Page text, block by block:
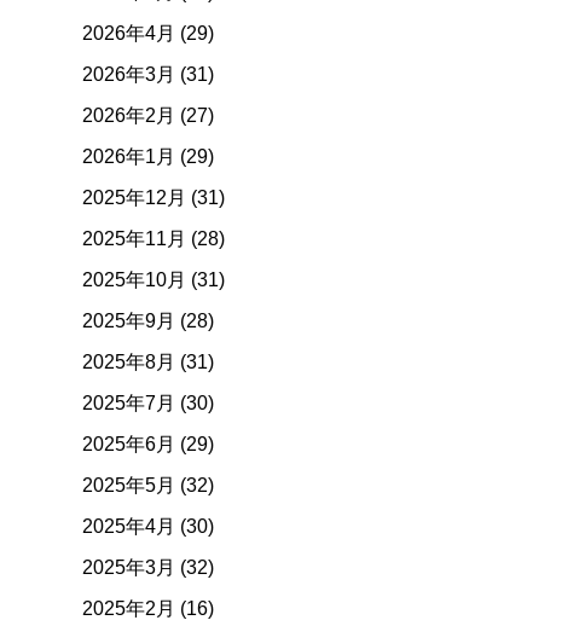
2026年4月 (29)
2026年3月 (31)
2026年2月 (27)
2026年1月 (29)
2025年12月 (31)
2025年11月 (28)
2025年10月 (31)
2025年9月 (28)
2025年8月 (31)
2025年7月 (30)
2025年6月 (29)
2025年5月 (32)
2025年4月 (30)
2025年3月 (32)
2025年2月 (16)